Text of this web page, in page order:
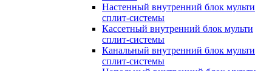
Настенный внутренний блок мульти
сплит-системы
Кассетный внутренний блок мульти
сплит-системы
Канальный внутренний блок мульти
сплит-системы